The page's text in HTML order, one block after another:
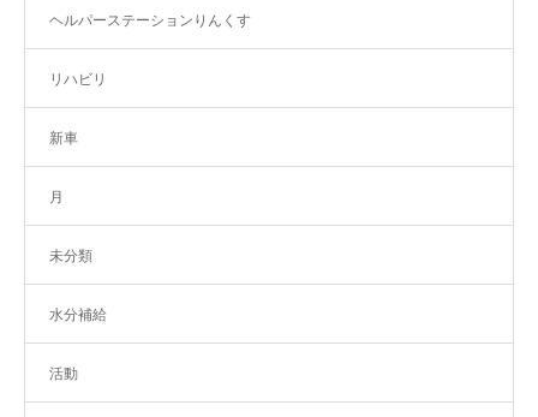
ヘルパーステーションりんくす
リハビリ
新車
月
未分類
水分補給
活動